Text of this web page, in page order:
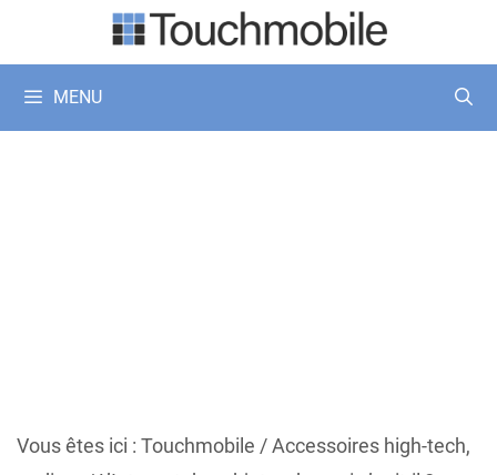
MENU
Vous êtes ici : Touchmobile /Accessoires high-tech,